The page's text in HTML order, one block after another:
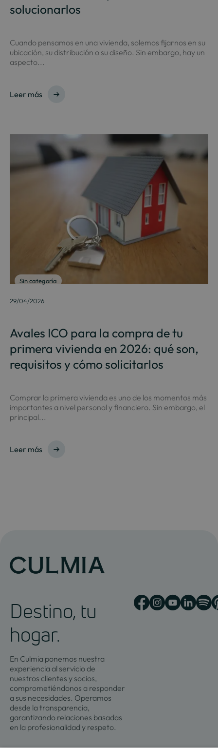
solucionarlos
Cuando pensamos en una vivienda, solemos fijarnos en su
ubicación, su distribución o su diseño. Sin embargo, hay un
aspecto...
Leer más
Sin categoría
29/04/2026
Avales ICO para la compra de tu
primera vivienda en 2026: qué son,
requisitos y cómo solicitarlos
Comprar la primera vivienda es uno de los momentos más
importantes a nivel personal y financiero. Sin embargo, el
principal...
Leer más
Destino, tu
hogar.
En Culmia ponemos nuestra
experiencia al servicio de
nuestros clientes y socios,
comprometiéndonos a responder
a sus necesidades. Operamos
desde la transparencia,
garantizando relaciones basadas
en la profesionalidad y respeto.